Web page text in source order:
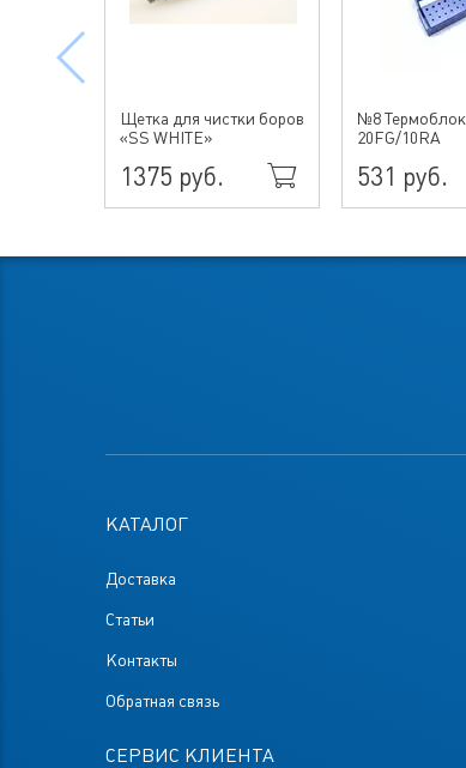
Щетка для чистки боров
«SS WHITE»
1375 руб.
№8 Термоблок
20FG/10RA
531 руб.
КАТАЛОГ
Доставка
Статьи
Контакты
Обратная связь
СЕРВИС КЛИЕНТА